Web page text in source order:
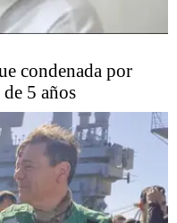
condenada por
5 años